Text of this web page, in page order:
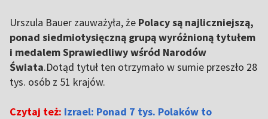
Urszula Bauer zauważyła, że Polacy są najliczniejszą,
ponad siedmiotysięczną grupą wyróżnioną tytułem
i medalem Sprawiedliwy wśród Narodów
Świata.Dotąd tytuł ten otrzymało w sumie przeszło 28
tys. osób z 51 krajów.
Czytaj też: Izrael: Ponad 7 tys. Polaków to